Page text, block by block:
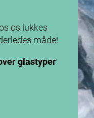
os lukkes
måde!
glastyper